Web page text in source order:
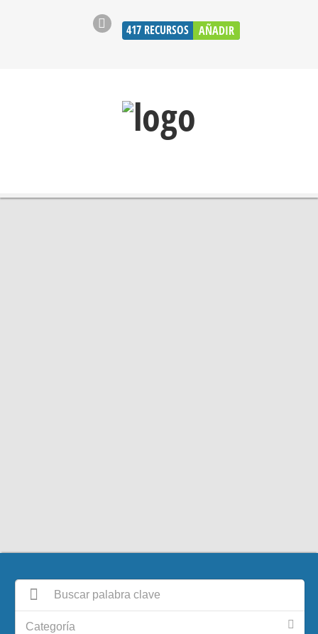
417 RECURSOS AÑADIR
Categoría